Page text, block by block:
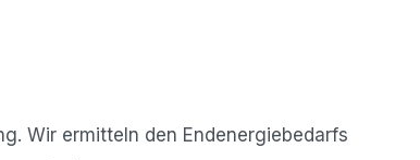
Wir ermitteln den Endenergiebedarfs